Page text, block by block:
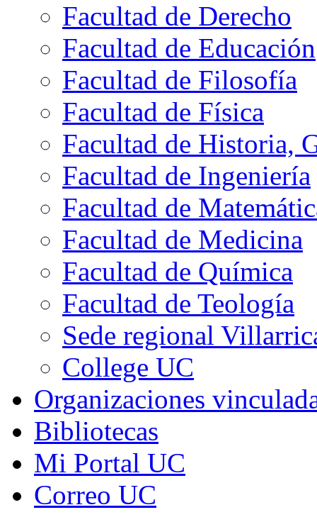
Facultad de Derecho
Facultad de Educación
Facultad de Filosofía
Facultad de Física
Facultad de Historia,
Facultad de Ingeniería
Facultad de
Facultad de Medicina
Facultad de Química
Facultad de Teología
Sede regional
College UC
Organizaciones
Bibliotecas
Mi Portal UC
Correo UC